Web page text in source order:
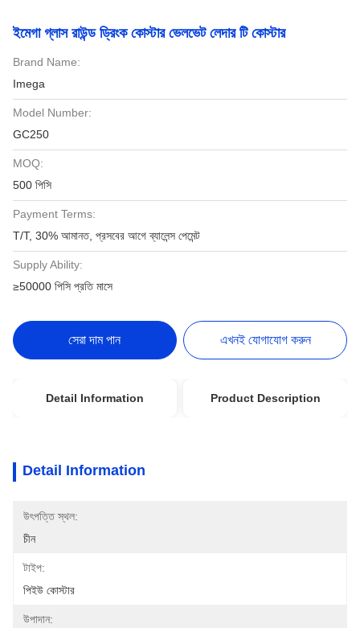
ইমেগা গ্লাস রাউন্ড ড্রিংক কোস্টার ভেলভেট লেদার টি কোস্টার
Brand Name:
Imega
Model Number:
GC250
MOQ:
500 পিসি
Payment Terms:
T/T, 30% আমানত, প্রসবের আগে ব্যালেন্স পেমেন্ট
Supply Ability:
≥50000 পিসি প্রতি মাসে
সেরা দাম পান এখনই যোগাযোগ করুন
Detail Information Product Description
Detail Information
উৎপত্তি স্থল:
চীন
টাইপ:
পিইউ কোস্টার
উপাদান: